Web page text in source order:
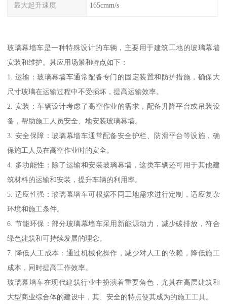
最大起升速度 165cmm/s
玻璃幕墙车是一种特殊设计的车辆，主要用于建筑工地的玻璃幕墙
安装和维护。其应用场景和特点如下：
1. 运输：玻璃幕墙车通常配备专门的固定装置和防护措施，确保大
尺寸玻璃在运输过程中不受损坏，提高运输效率。
2. 安装：车辆设计考虑了高空作业的需求，配备升降平台或吊装设
备，帮助施工人员安全、地安装玻璃幕墙。
3. 安全保障：玻璃幕墙车通常配备安全护栏、防滑平台等设施，确
保施工人员在高空作业时的安全。
4. 多功能性：除了运输和安装玻璃幕墙，这类车辆还可用于其他建
筑材料的运输和安装，提升车辆的利用率。
5. 适应性强：玻璃幕墙车可根据不同工地需求进行定制，适应复杂
环境和施工条件。
6. 节能环保：部分玻璃幕墙车采用新能源动力，减少碳排放，符合
绿色建筑和可持续发展的理念。
7. 降低人工成本：通过机械化操作，减少对人工的依赖，降低施工
成本，同时提高工作效率。
玻璃幕墙车在现代建筑行业中扮演着重要角色，尤其在高层建筑和
大型商业综合体的建设中，其、安全的特点使其成为的施工工具。